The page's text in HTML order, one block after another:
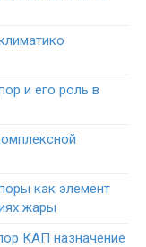
и его роль в
как элемент
жары
КАП назначение